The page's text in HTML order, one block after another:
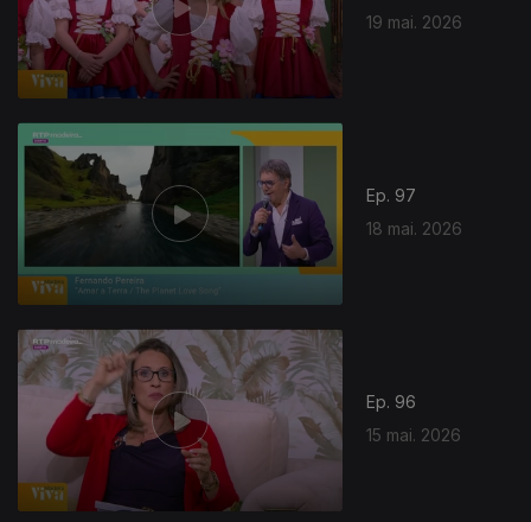
19 mai. 2026
Ep. 97
18 mai. 2026
Ep. 96
15 mai. 2026